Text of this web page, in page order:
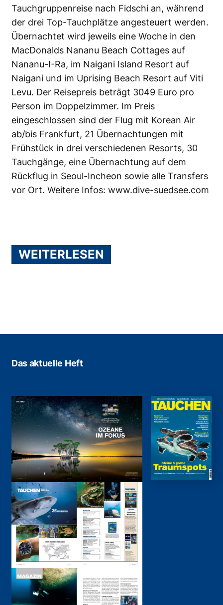
Tauchgruppenreise nach Fidschi an, während
der drei Top-Tauchplätze angesteuert werden.
Übernachtet wird jeweils eine Woche in den
MacDonalds Nananu Beach Cottages auf
Nananu-I-Ra, im Naigani Island Resort auf
Naigani und im Uprising Beach Resort auf Viti
Levu. Der Reisepreis beträgt 3049 Euro pro
Person im Doppelzimmer. Im Preis
eingeschlossen sind der Flug mit Korean Air
ab/bis Frankfurt, 21 Übernachtungen mit
Frühstück in drei verschiedenen Resorts, 30
Tauchgänge, eine Übernachtung auf dem
Rückflug in Seoul-Incheon sowie alle Transfers
vor Ort. Weitere Infos: www.dive-suedsee.com
WEITERLESEN
Das aktuelle Heft